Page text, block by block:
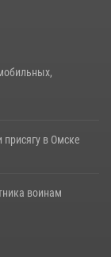
в Омске
воинам